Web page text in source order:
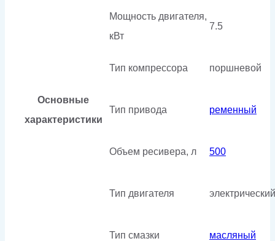
Основные
характеристики
Мощность двигателя,
кВт
7.5
Тип компрессора поршневой
Тип привода ременный
Объем ресивера, л 500
Тип двигателя электрический
Тип смазки масляный